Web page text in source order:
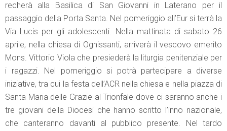
recherà alla Basilica di San Giovanni in Laterano per il
passaggio della Porta Santa. Nel pomeriggio all’Eur si terrà la
Via Lucis per gli adolescenti. Nella mattinata di sabato 26
aprile, nella chiesa di Ognissanti, arriverà il vescovo emerito
Mons. Vittorio Viola che presiederà la liturgia penitenziale per
i ragazzi. Nel pomeriggio si potrà partecipare a diverse
iniziative, tra cui la festa dell’ACR nella chiesa e nella piazza di
Santa Maria delle Grazie al Trionfale dove ci saranno anche i
tre giovani della Diocesi che hanno scritto l’inno nazionale,
che canteranno davanti al pubblico presente. Nel tardo